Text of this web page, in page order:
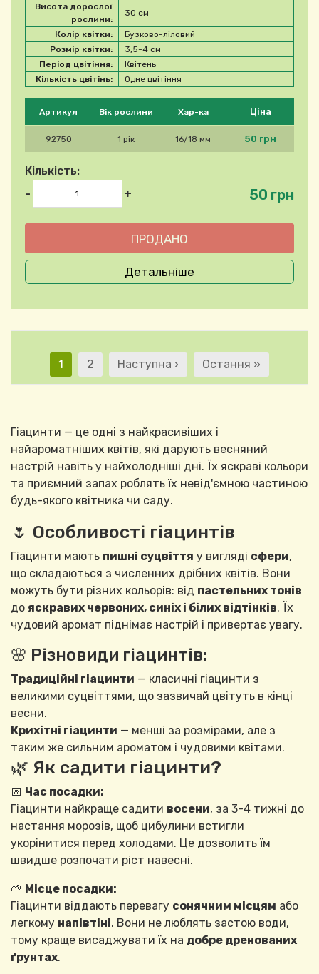
Будь ласка, виберіть продукт
Артикул Вік рослини Хар-ка Ціна
92750 1 рік 16/18 мм 50 грн
Кількість:
-
+ 50 грн
Висота дорослої
рослини:
30 см
Колір квітки:
Бузково-ліловий
Розмір квітки:
3,5-4 см
Період цвітіння:
Квітень
Кількість цвітінь:
Одне цвітіння
Детальніше
Розбивка на
Поточна сторінка
1 Сторінка
2 Наступна сторінка
Наступна › Остання сторінка
Остання »
Гіацинти — це одні з найкрасивіших і
найароматніших квітів, які дарують весняний
настрій навіть у найхолодніші дні. Їх яскраві кольори
та приємний запах роблять їх невід'ємною частиною
будь-якого квітника чи саду.
🌷 Особливості гіацинтів
Гіацинти мають пишні суцвіття у вигляді сфери,
що складаються з численних дрібних квітів. Вони
можуть бути різних кольорів: від пастельних тонів
до яскравих червоних, синіх і білих відтінків. Їх
чудовий аромат піднімає настрій і привертає увагу.
🌸 Різновиди гіацинтів:
Традиційні гіацинти — класичні гіацинти з
великими суцвіттями, що зазвичай цвітуть в кінці
весни.
Крихітні гіацинти — менші за розмірами, але з
таким же сильним ароматом і чудовими квітами.
🌿 Як садити гіацинти?
📅 Час посадки:
Гіацинти найкраще садити восени, за 3-4 тижні до
настання морозів, щоб цибулини встигли
укорінитися перед холодами. Це дозволить їм
швидше розпочати ріст навесні.
🌱 Місце посадки:
Гіацинти віддають перевагу сонячним місцям або
легкому напівтіні. Вони не люблять застою води,
тому краще висаджувати їх на добре дренованих
ґрунтах.